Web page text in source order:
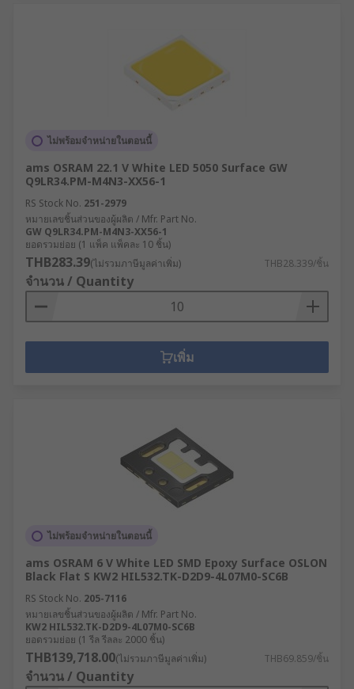
ไม่พร้อมจำหน่ายในตอนนี้
ams OSRAM 22.1 V White LED 5050 Surface GW
Q9LR34.PM-M4N3-XX56-1
RS Stock No. 251-2979
หมายเลขชิ้นส่วนของผู้ผลิต / Mfr. Part No.
GW Q9LR34.PM-M4N3-XX56-1
ยอดรวมย่อย (1 แพ็ค แพ็คละ 10 ชิ้น)
THB283.39(ไม่รวมภาษีมูลค่าเพิ่ม) THB28.339/ชิ้น
จำนวน / Quantity
เพิ่ม
ไม่พร้อมจำหน่ายในตอนนี้
ams OSRAM 6 V White LED SMD Epoxy Surface OSLON
Black Flat S KW2 HIL532.TK-D2D9-4L07M0-SC6B
RS Stock No. 205-7116
หมายเลขชิ้นส่วนของผู้ผลิต / Mfr. Part No.
KW2 HIL532.TK-D2D9-4L07M0-SC6B
ยอดรวมย่อย (1 รีล รีลละ 2000 ชิ้น)
THB139,718.00(ไม่รวมภาษีมูลค่าเพิ่ม) THB69.859/ชิ้น
จำนวน / Quantity